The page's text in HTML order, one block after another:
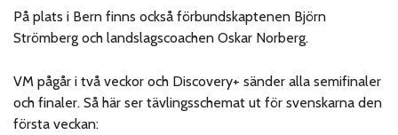
På plats i Bern finns också förbundskaptenen Björn
Strömberg och landslagscoachen Oskar Norberg.
VM pågår i två veckor och Discovery+ sänder alla semifinaler
och finaler. Så här ser tävlingsschemat ut för svenskarna den
första veckan: